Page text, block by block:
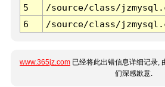
5
/source/class/
6
/source/class/
www.365jz.com 已经将此出错信息详细记录,
们深感歉意.